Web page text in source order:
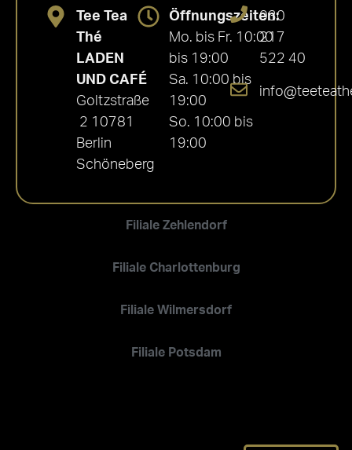
Filiale Zehlendorf
Filiale Charlottenburg
Filiale Wilmersdorf
Filiale Potsdam
Tee Tea
Thé
LADEN
UND CAFÉ
Goltzstraße
2 10781
Berlin
Schöneberg
Öffnungszeiten:
Mo. bis Fr. 10:00
bis 19:00
Sa. 10:00 bis
19:00
So. 10:00 bis
19:00
030
217
522 40